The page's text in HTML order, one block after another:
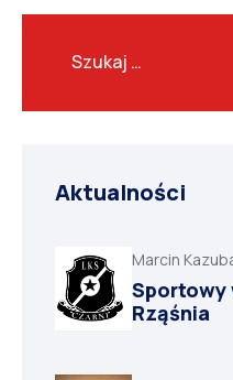
Aktualności
Marcin
Sportowy
Rząśnia